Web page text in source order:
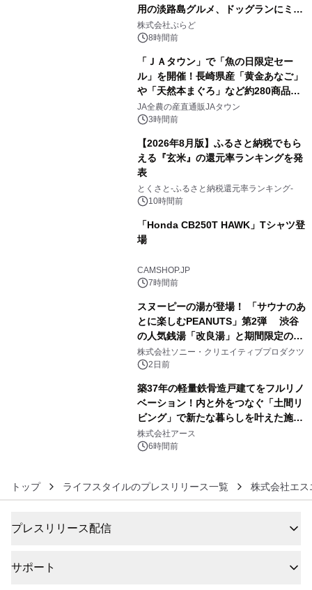
用の淡路島グルメ、ドッグランにミニ
プール グランピングとトレーラーハウ
スの2施設で
株式会社ぷらど
8時間前
「ＪＡタウン」で「魚の日限定セー
ル」を開催！長崎県産「黄金あなご」
や「天然本まぐろ」など約280商品を
販売！～毎月１０日の定例企画～
JA全農の産直通販JAタウン
3時間前
【2026年8月版】ふるさと納税でもら
える『玄米』の還元率ランキングを発
表
とくさと-ふるさと納税還元率ランキング-
10時間前
「Honda CB250T HAWK」Tシャツ登
場
CAMSHOP.JP
7時間前
スヌーピーの湯が登場！ 「サウナのあ
とに楽しむPEANUTS」第2弾 渋谷
の人気銭湯「改良湯」と期間限定のコ
ラボレーション サウナイキタイコラ
ボグッズも発売決定！
株式会社ソニー・クリエイティブプロダクツ
2日前
築37年の軽量鉄骨造戸建てをフルリノ
ベーション！内と外をつなぐ「土間リ
ビング」で新たな暮らしを叶えた施工
事例を株式会社アースが公開
株式会社アース
6時間前
トップ ライフスタイルのプレスリリース一覧 株式会社エス
プレスリリース配信
サポート